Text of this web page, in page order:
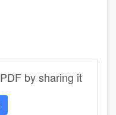
by sharing it